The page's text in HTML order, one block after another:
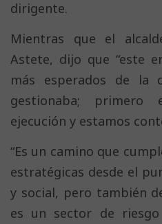
dirigente.
Mientras que el
Astete, dijo que “este
más esperados de la
gestionaba;
ejecución y estamos
“Es un camino que
estratégicas desde el
y social, pero también
es un sector de